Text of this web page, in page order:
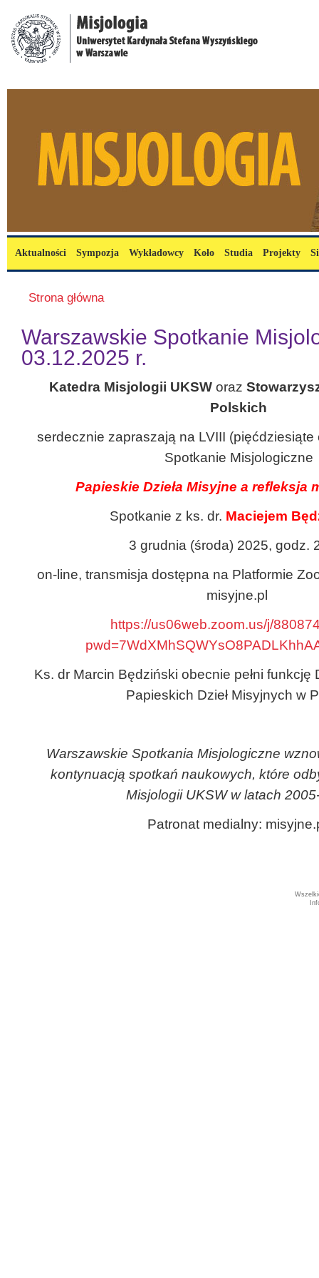
Menu główne
Aktualności Sympozja Wykładowcy Koło Studia Projekty
Jesteś tutaj
Strona główna
Warszawskie Spotkanie
03.12.2025 r.
Katedra Misjologii UKSW oraz
Polskich
serdecznie zapraszają na LVIII (pięćdziesiąte
Spotkanie Misjologiczne
Papieskie Dzieła Misyjne a refleksja
Spotkanie z ks. dr. Maciejem
3 grudnia (środa) 2025, godz.
on-line, transmisja dostępna na Platformie
misyjne.pl
https://us06web.zoom.us/j/
Ks. dr Marcin Będziński obecnie pełni funkcję
Papieskich Dzieł Misyjnych w
Warszawskie Spotkania Misjologiczne
kontynuacją spotkań naukowych, które
Misjologii UKSW w latach
Patronat medialny: